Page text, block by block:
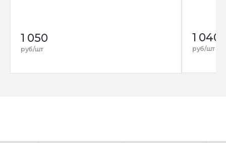
1 050
руб/шт
1 040
руб/шт